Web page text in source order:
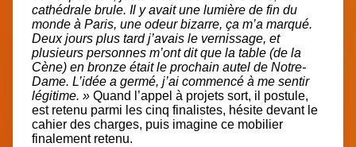
cathédrale brule. Il y avait une lumière de fin du
monde à Paris, une odeur bizarre, ça m’a marqué.
Deux jours plus tard j’avais le vernissage, et
plusieurs personnes m’ont dit que la table (de la
Cène) en bronze était le prochain autel de Notre-
Dame. L’idée a germé, j’ai commencé à me sentir
légitime. » Quand l’appel à projets sort, il postule,
est retenu parmi les cinq finalistes, hésite devant le
cahier des charges, puis imagine ce mobilier
finalement retenu.